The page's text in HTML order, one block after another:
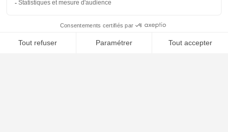
mât carbone 95 cm, ROCKET WING 40 L 4’4
et je peux augmenter ma vitesse de pointe.